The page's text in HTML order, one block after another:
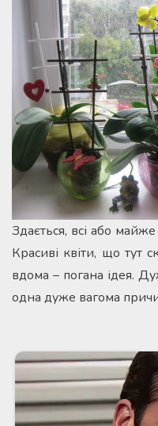
Здається, всі або
Красиві квіти, що тут
вдома – погана ідея.
одна дуже вагома